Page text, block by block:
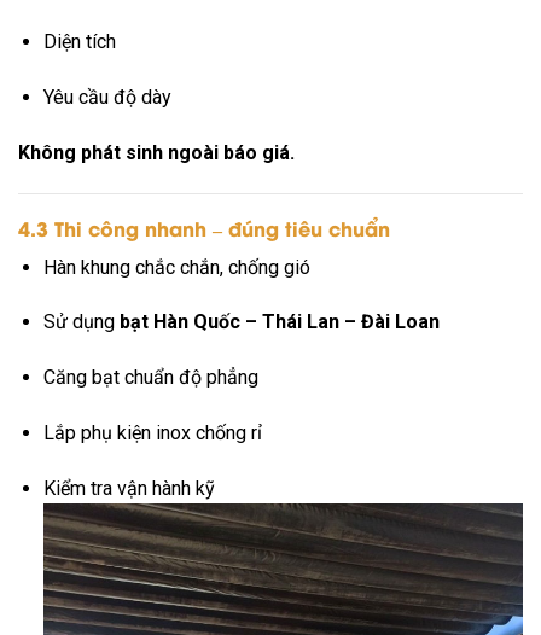
Diện tích
Yêu cầu độ dày
Không phát sinh ngoài báo giá.
4.3 Thi công nhanh – đúng tiêu chuẩn
Hàn khung chắc chắn, chống gió
Sử dụng bạt Hàn Quốc – Thái Lan – Đài Loan
Căng bạt chuẩn độ phẳng
Lắp phụ kiện inox chống rỉ
Kiểm tra vận hành kỹ